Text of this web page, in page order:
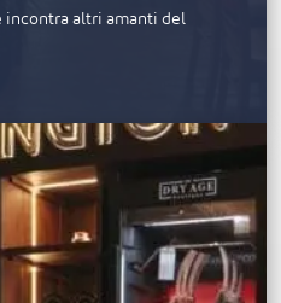
incontra altri amanti del